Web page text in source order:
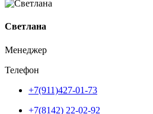
Светлана
Менеджер
Телефон
+7(911)427-01-73
+7(8142) 22-02-92